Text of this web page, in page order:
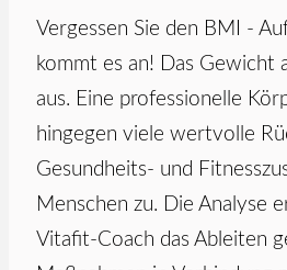
Vergessen Sie den BMI -
kommt es an! Das Gewicht
aus. Eine professionelle
hingegen viele wertvolle
Gesundheits- und
Menschen zu. Die Analyse
Vitafit-Coach das Ableiten